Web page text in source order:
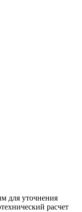
для уточнения
расчет